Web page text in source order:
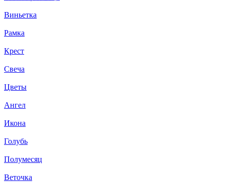
Виньетка
Рамка
Крест
Свеча
Цветы
Ангел
Икона
Голубь
Полумесяц
Веточка